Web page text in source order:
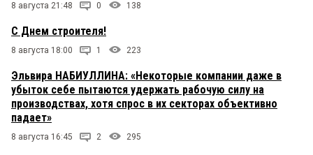
8 августа 21:48 0 138
С Днем строителя!
8 августа 18:00 1 223
Эльвира НАБИУЛЛИНА: «Некоторые компании даже в
убыток себе пытаются удержать рабочую силу на
производствах, хотя спрос в их секторах объективно
падает»
8 августа 16:45 2 295